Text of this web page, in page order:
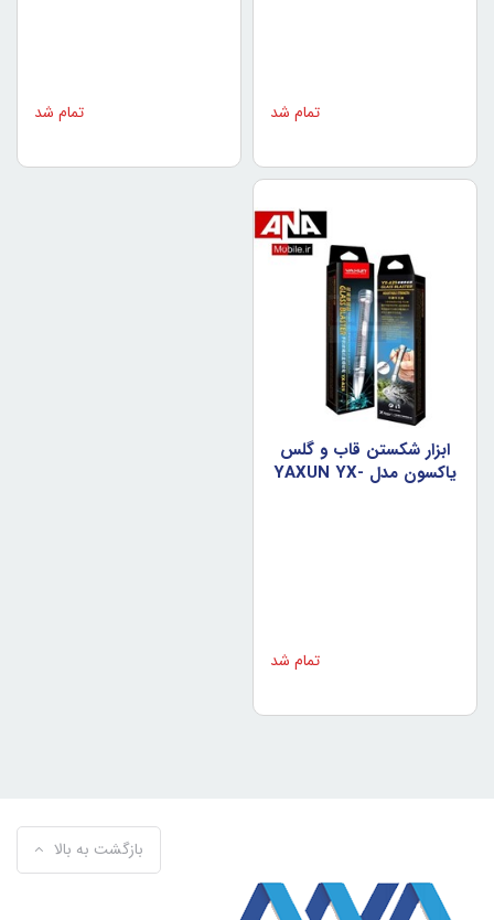
تمام شد تمام شد
ابزار شکستن قاب و گلس
ياکسون مدل YAXUN YX-
تمام شد
بازگشت به بالا